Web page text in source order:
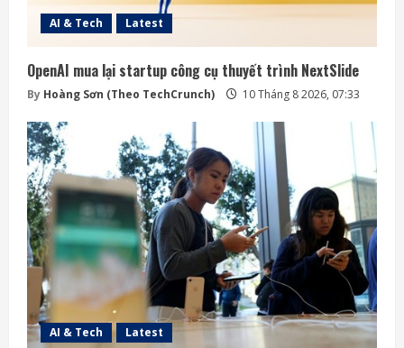
AI & Tech Latest
OpenAI mua lại startup công cụ thuyết trình NextSlide
By Hoàng Sơn (Theo TechCrunch) 10 Tháng 8 2026, 07:33
AI & Tech Latest